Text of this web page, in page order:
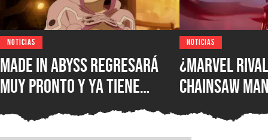
NOTICIAS
Made in Abyss regresará
muy pronto y ya tiene
ventana de estreno, la
nueva película llegará a
NOTICIAS
¿Marvel
Chainsaw
comparan a
Demonio